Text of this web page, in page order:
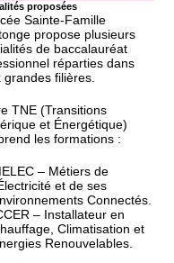
proposées
Sainte-Famille
propose plusieurs
de baccalauréat
réparties dans
grandes filières.
TNE (Transitions
et Énergétique)
les formations :
– Métiers de
et de ses
Connectés.
– Installateur en
Climatisation et
Renouvelables.